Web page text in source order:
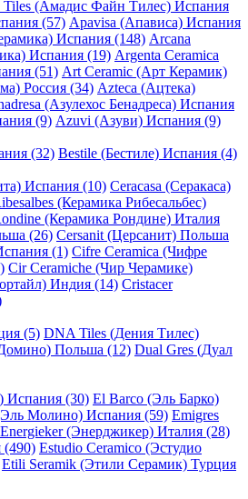
Tiles (Амадис Файн Тилес) Испания
(57) Apavisa (Апависа) Испания
Испания (148) Arcana
Испания (19) Argenta Ceramica
(51) Art Ceramic (Арт Керамик)
Россия (34) Azteca (Ацтека)
(Азулехос Бенадреса) Испания
(9) Azuvi (Азуви) Испания (9)
(32) Bestile (Бестиле) Испания (4)
Испания (10) Ceracasa (Серакаса)
(Керамика Рибесальбес)
(Керамика Рондине) Италия
(26) Cersanit (Церсанит) Польша
(1) Cifre Ceramica (Чифре
Cir Ceramiche (Чир Черамике)
Индия (14) Cristacer
(5) DNA Tiles (Дения Тилес)
Польша (12) Dual Gres (Дуал
Испания (30) El Barco (Эль Барко)
Молино) Испания (59) Emigres
Energieker (Энерджикер) Италия (28)
(490) Estudio Ceramico (Эстудио
Etili Seramik (Этили Серамик) Турция